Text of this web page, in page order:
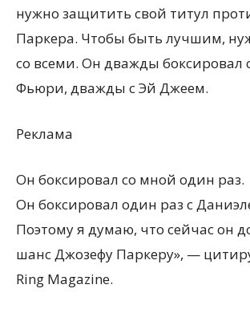
нужно защитить свой титул
Паркера. Чтобы быть лучшим,
со всеми. Он дважды боксировал
Фьюри, дважды с Эй Джеем.
Реклама
Он боксировал со мной один раз.
Он боксировал один раз с
Поэтому я думаю, что сейчас он
шанс Джозефу Паркеру», —
Ring Magazine.